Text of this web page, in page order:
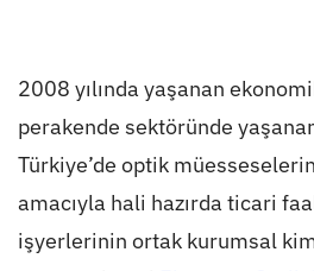
2008 yılında yaşanan
perakende sektöründe
Türkiye’de optik
amacıyla hali hazırda ticari
işyerlerinin ortak kurumsal